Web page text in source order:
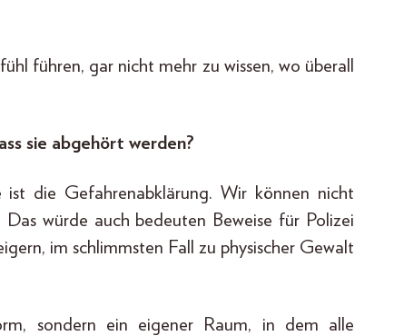
führen, gar nicht mehr zu wissen, wo überall
sie abgehört werden?
die Gefahrenabklärung. Wir können nicht
Das würde auch bedeuten Beweise für Polizei
im schlimmsten Fall zu physischer Gewalt
sondern ein eigener Raum, in dem alle